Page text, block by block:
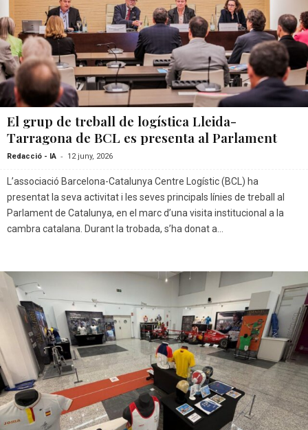
El grup de treball de logística Lleida-
Tarragona de BCL es presenta al Parlament
Redacció - IA - 12 juny, 2026
L’associació Barcelona-Catalunya Centre Logístic (BCL) ha
presentat la seva activitat i les seves principals línies de treball al
Parlament de Catalunya, en el marc d’una visita institucional a la
cambra catalana. Durant la trobada, s’ha donat a...